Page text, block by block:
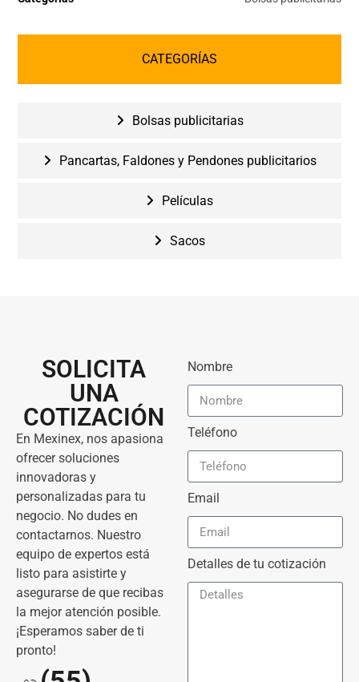
CATEGORÍAS
Bolsas publicitarias
Pancartas, Faldones y Pendones publicitarios
Películas
Sacos
SOLICITA
UNA
COTIZACIÓN
En Mexinex, nos apasiona
ofrecer soluciones
innovadoras y
personalizadas para tu
negocio. No dudes en
contactarnos. Nuestro
equipo de expertos está
listo para asistirte y
asegurarse de que recibas
la mejor atención posible.
¡Esperamos saber de ti
pronto!
Nombre
Teléfono
Email
Detalles de tu cotización